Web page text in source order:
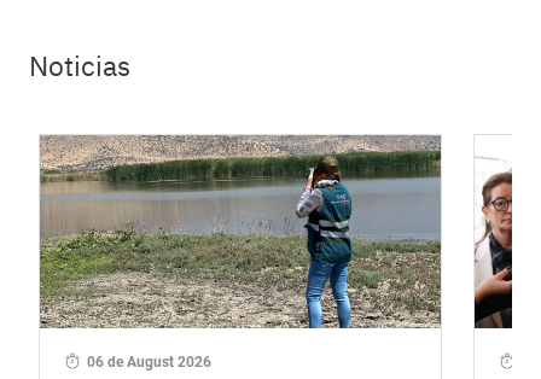
Noticias
06 de August 2026